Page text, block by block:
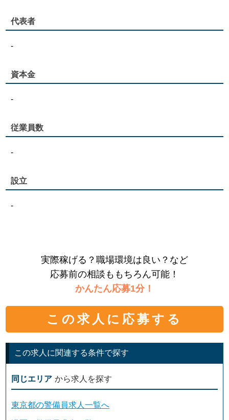
代表者
-
資本金
-
従業員数
-
設立
-
実際稼げる？職場環境は良い？など
応募前の相談ももちろん可能！
かんたん応募1分！
この求人に応募する
この求人に関連する条件で探す
同じエリア から求人を探す
東京都の警備員求人一覧へ